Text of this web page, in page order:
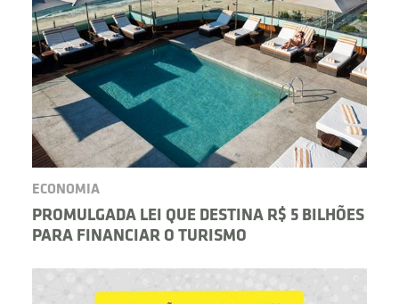
ECONOMIA
PROMULGADA LEI QUE DESTINA R$ 5 BILHÕES
PARA FINANCIAR O TURISMO